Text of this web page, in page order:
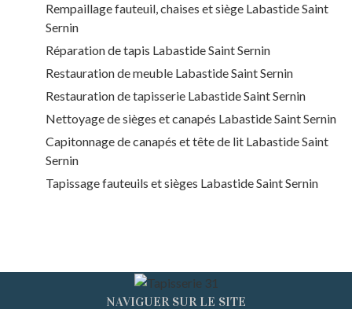
Rempaillage fauteuil, chaises et siège Labastide Saint
Sernin
Réparation de tapis Labastide Saint Sernin
Restauration de meuble Labastide Saint Sernin
Restauration de tapisserie Labastide Saint Sernin
Nettoyage de sièges et canapés Labastide Saint Sernin
Capitonnage de canapés et tête de lit Labastide Saint
Sernin
Tapissage fauteuils et sièges Labastide Saint Sernin
NAVIGUER SUR LE SITE